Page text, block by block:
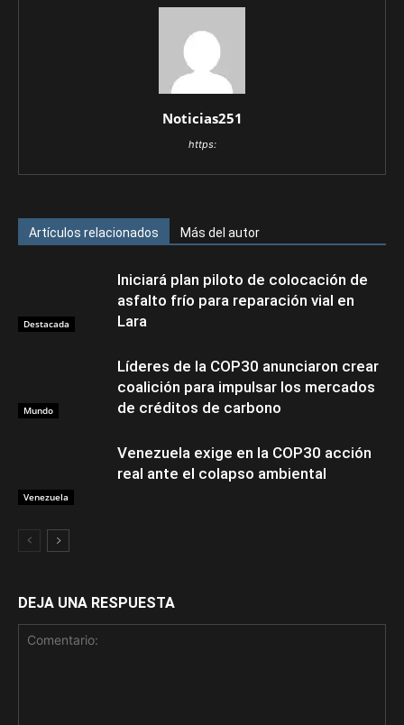
Noticias251
https:
Artículos relacionados Más del autor
Destacada
Iniciará plan piloto de colocación de
asfalto frío para reparación vial en
Lara
Mundo
Líderes de la COP30 anunciaron crear
coalición para impulsar los mercados
de créditos de carbono
Venezuela
Venezuela exige en la COP30 acción
real ante el colapso ambiental
DEJA UNA RESPUESTA